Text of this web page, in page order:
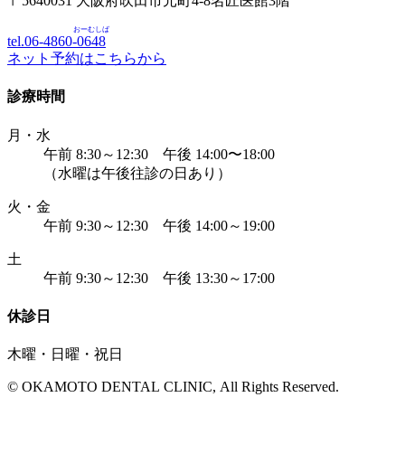
tel.06-4860-0648
おーむしば
ネット予約はこちらから
診療時間
月・水
午前 8:30～12:30 午後 14:00〜18:00
（水曜は午後往診の日あり）
火・金
午前 9:30～12:30 午後 14:00～19:00
土
午前 9:30～12:30 午後 13:30～17:00
休診日
木曜・日曜・祝日
© OKAMOTO DENTAL CLINIC, All Rights Reserved.